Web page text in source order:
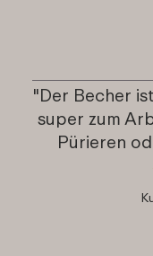
"Der Becher
super zum
Pürieren